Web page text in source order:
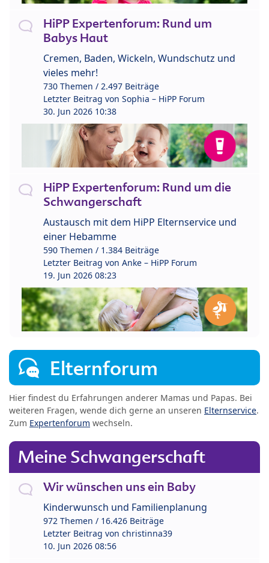
HiPP Expertenforum: Rund um
Babys Haut
Cremen, Baden, Wickeln, Wundschutz und
vieles mehr!
730 Themen / 2.497 Beiträge
Letzter Beitrag von Sophia – HiPP Forum
30. Jun 2026 10:38
HiPP Expertenforum: Rund um die
Schwangerschaft
Austausch mit dem HiPP Elternservice und
einer Hebamme
590 Themen / 1.384 Beiträge
Letzter Beitrag von Anke – HiPP Forum
19. Jun 2026 08:23
Elternforum
Hier findest du Erfahrungen anderer Mamas und Papas. Bei
weiteren Fragen, wende dich gerne an unseren Elternservice.
Zum Expertenforum wechseln.
Meine Schwangerschaft
Wir wünschen uns ein Baby
Kinderwunsch und Familienplanung
972 Themen / 16.426 Beiträge
Letzter Beitrag von christinna39
10. Jun 2026 08:56